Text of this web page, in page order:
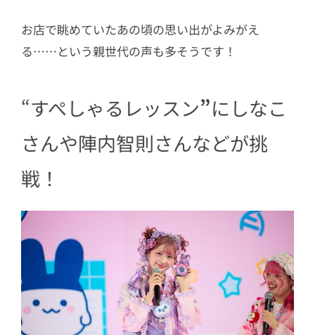
お店で眺めていたあの頃の思い出がよみがえ
る……という親世代の声も多そうです！
“すぺしゃるレッスン”にしなこ
さんや陣内智則さんなどが挑
戦！